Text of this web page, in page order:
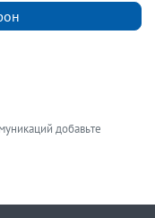
добавьте